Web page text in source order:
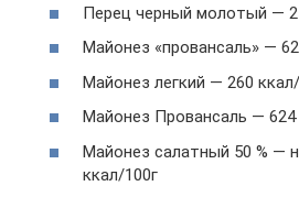
Перец черный молотый —
Майонез «провансаль» —
Майонез легкий — 260
Майонез Провансаль — 624
Майонез салатный 50 % —
ккал/100г